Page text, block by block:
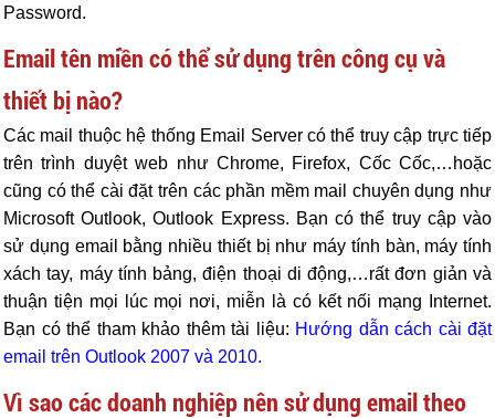
Password.
Email tên miền có thể sử dụng trên công cụ và
thiết bị nào?
Các mail thuộc hệ thống Email Server có thể truy cập trực tiếp
trên trình duyệt web như Chrome, Firefox, Cốc Cốc,…hoặc
cũng có thể cài đặt trên các phần mềm mail chuyên dụng như
Microsoft Outlook, Outlook Express. Bạn có thể truy cập vào
sử dụng email bằng nhiều thiết bị như máy tính bàn, máy tính
xách tay, máy tính bảng, điện thoại di động,…rất đơn giản và
thuận tiện mọi lúc mọi nơi, miễn là có kết nối mạng Internet.
Bạn có thể tham khảo thêm tài liệu: Hướng dẫn cách cài đặt
email trên Outlook 2007 và 2010.
Vì sao các doanh nghiệp nên sử dụng email theo